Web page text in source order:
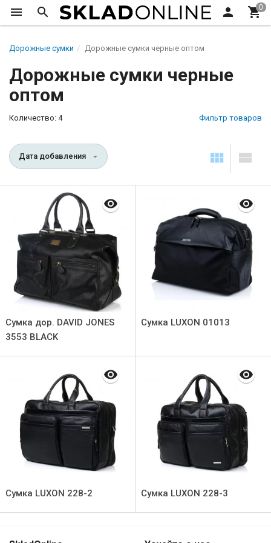
Дорожные сумки Дорожные сумки черные оптом
Дорожные сумки черные
оптом
Количество: 4 Фильтр товаров
Дата добавления
Сумка дор. DAVID JONES
3553 BLACK
Сумка LUXON 01013
Сумка LUXON 228-2 Сумка LUXON 228-3